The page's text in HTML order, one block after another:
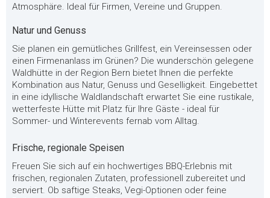
Atmosphäre. Ideal für Firmen, Vereine und Gruppen.
Natur und Genuss
Sie planen ein gemütliches Grillfest, ein Vereinsessen oder
einen Firmenanlass im Grünen? Die wunderschön gelegene
Waldhütte in der Region Bern bietet Ihnen die perfekte
Kombination aus Natur, Genuss und Geselligkeit. Eingebettet
in eine idyllische Waldlandschaft erwartet Sie eine rustikale,
wetterfeste Hütte mit Platz für Ihre Gäste - ideal für
Sommer- und Winterevents fernab vom Alltag.
Frische, regionale Speisen
Freuen Sie sich auf ein hochwertiges BBQ-Erlebnis mit
frischen, regionalen Zutaten, professionell zubereitet und
serviert. Ob saftige Steaks, Vegi-Optionen oder feine